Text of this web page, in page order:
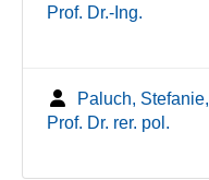
Prof. Dr.-Ing.
Paluch, Stefanie,
Prof. Dr. rer. pol.